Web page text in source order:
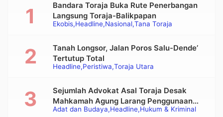
Ekobis Headline Nasional Tana Toraja
Bandara Toraja Buka Rute Penerbangan
Langsung Toraja-Balikpapan
Headline Peristiwa Toraja Utara
Tanah Longsor, Jalan Poros Salu-Dende’
Tertutup Total
Adat dan Budaya Headline Hukum & Kriminal
Sejumlah Advokat Asal Toraja Desak
Mahkamah Agung Larang Penggunaan
Alat Berat pada Eksekusi Rumah Adat